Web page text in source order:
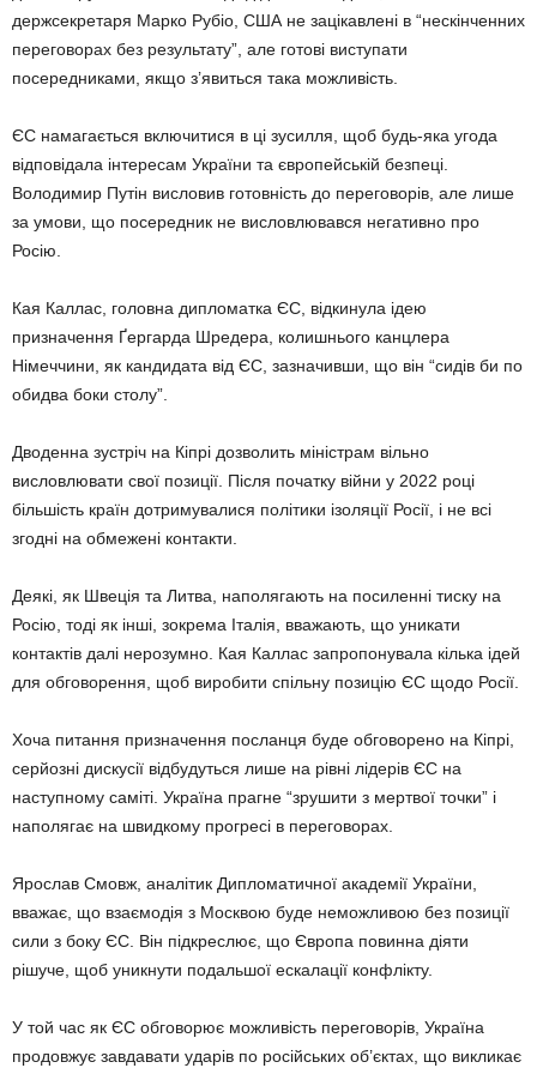
держсекретаря Марко Рубіо, США не зацікавлені в “нескінченних
переговорах без результату”, але готові виступати
посередниками, якщо з’явиться така можливість.
ЄС намагається включитися в ці зусилля, щоб будь-яка угода
відповідала інтересам України та європейській безпеці.
Володимир Путін висловив готовність до переговорів, але лише
за умови, що посередник не висловлювався негативно про
Росію.
Кая Каллас, головна дипломатка ЄС, відкинула ідею
призначення Ґергарда Шредера, колишнього канцлера
Німеччини, як кандидата від ЄС, зазначивши, що він “сидів би по
обидва боки столу”.
Дводенна зустріч на Кіпрі дозволить міністрам вільно
висловлювати свої позиції. Після початку війни у 2022 році
більшість країн дотримувалися політики ізоляції Росії, і не всі
згодні на обмежені контакти.
Деякі, як Швеція та Литва, наполягають на посиленні тиску на
Росію, тоді як інші, зокрема Італія, вважають, що уникати
контактів далі нерозумно. Кая Каллас запропонувала кілька ідей
для обговорення, щоб виробити спільну позицію ЄС щодо Росії.
Хоча питання призначення посланця буде обговорено на Кіпрі,
серйозні дискусії відбудуться лише на рівні лідерів ЄС на
наступному саміті. Україна прагне “зрушити з мертвої точки” і
наполягає на швидкому прогресі в переговорах.
Ярослав Смовж, аналітик Дипломатичної академії України,
вважає, що взаємодія з Москвою буде неможливою без позиції
сили з боку ЄС. Він підкреслює, що Європа повинна діяти
рішуче, щоб уникнути подальшої ескалації конфлікту.
У той час як ЄС обговорює можливість переговорів, Україна
продовжує завдавати ударів по російських об’єктах, що викликає